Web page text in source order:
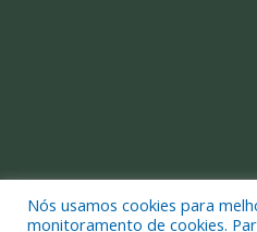
Todos os
Nós usamos cookies para
monitoramento de cookies.